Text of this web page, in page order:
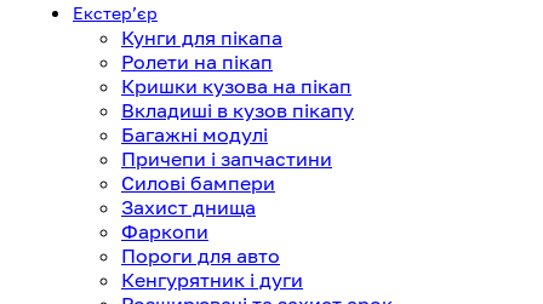
Екстерʼєр
Кунги для пікапа
Ролети на пікап
Кришки кузова на пікап
Вкладиші в кузов пікапу
Багажні модулі
Причепи і запчастини
Силові бампери
Захист днища
Фаркопи
Пороги для авто
Кенгурятник і дуги